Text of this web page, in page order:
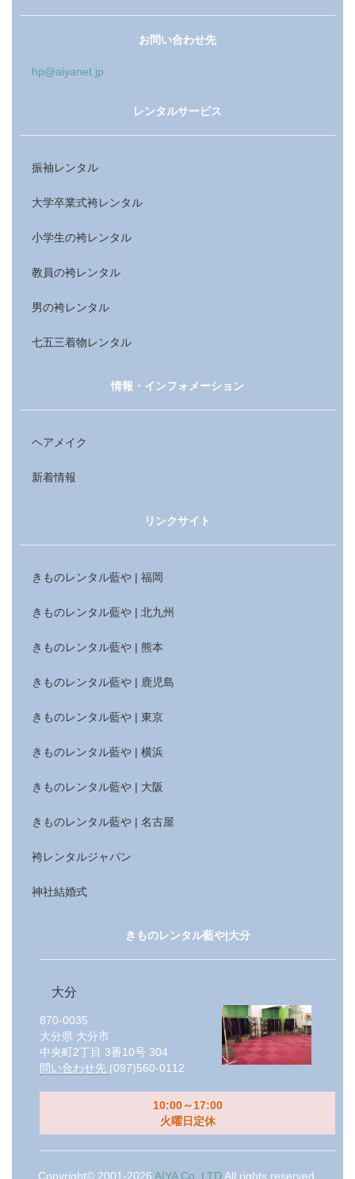
お問い合わせ先
hp@aiyanet.jp
レンタルサービス
振袖レンタル
大学卒業式袴レンタル
小学生の袴レンタル
教員の袴レンタル
男の袴レンタル
七五三着物レンタル
情報・インフォメーション
ヘアメイク
新着情報
リンクサイト
きものレンタル藍や | 福岡
きものレンタル藍や | 北九州
きものレンタル藍や | 熊本
きものレンタル藍や | 鹿児島
きものレンタル藍や | 東京
きものレンタル藍や | 横浜
きものレンタル藍や | 大阪
きものレンタル藍や | 名古屋
袴レンタルジャパン
神社結婚式
きものレンタル藍や|大分
大分
870-0035
大分県 大分市
中央町2丁目 3番10号 304
問い合わせ先 (097)560-0112
10:00～17:00
火曜日定休
Copyright© 2001-2026 AIYA Co.,LTDAll rights reserved.